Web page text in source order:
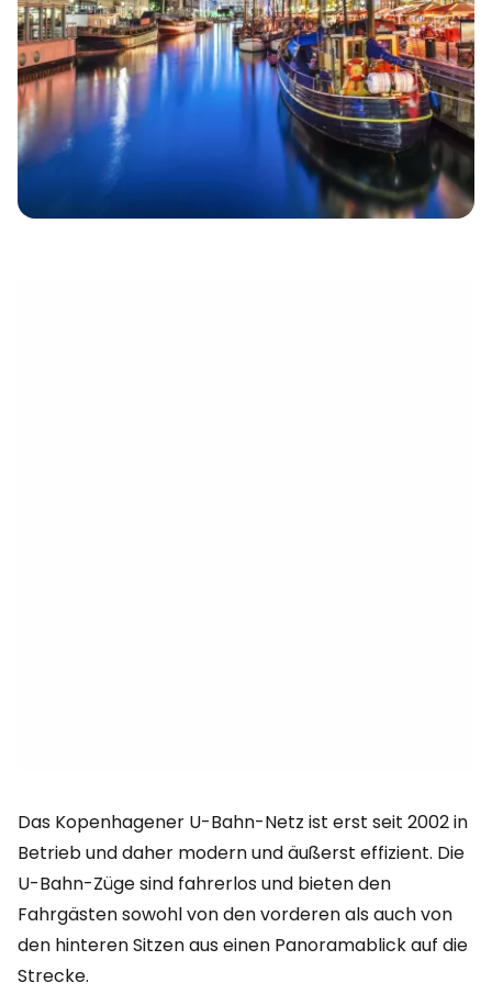
Das Kopenhagener U-Bahn-Netz ist erst seit 2002 in
Betrieb und daher modern und äußerst effizient. Die
U-Bahn-Züge sind fahrerlos und bieten den
Fahrgästen sowohl von den vorderen als auch von
den hinteren Sitzen aus einen Panoramablick auf die
Strecke.